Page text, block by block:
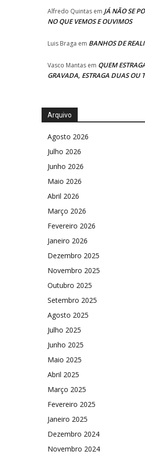
Alfredo Quintas em JÁ NÃO SE
NO QUE VEMOS E OUVIMOS
Luis Braga em BANHOS DE
Vasco Mantas em QUEM
GRAVADA, ESTRAGA DUAS OU
Arquivo
Agosto 2026
Julho 2026
Junho 2026
Maio 2026
Abril 2026
Março 2026
Fevereiro 2026
Janeiro 2026
Dezembro 2025
Novembro 2025
Outubro 2025
Setembro 2025
Agosto 2025
Julho 2025
Junho 2025
Maio 2025
Abril 2025
Março 2025
Fevereiro 2025
Janeiro 2025
Dezembro 2024
Novembro 2024